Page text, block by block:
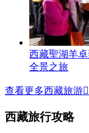
西藏聖湖羊
全景之旅
查看更多西藏旅游
西藏旅行攻略